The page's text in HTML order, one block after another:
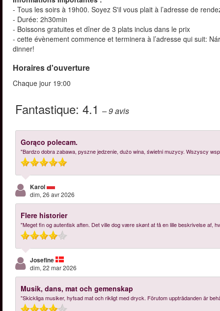
- Tous les soirs à 19h00. Soyez S'il vous plait à l’adresse de
- Durée: 2h30min
- Boissons gratuites et dîner de 3 plats inclus dans le prix
- cette évènement commence et terminera à l’adresse qui suit:
dinner!
Horaires d'ouverture
Chaque jour 19:00
Fantastique: 4.1 – 9avis
Gorąco polecam.
"Bardzo dobra zabawa, pyszne jedzenie, dużo wina, świetni muzycy. Wszyscy
Karol
dim, 26 avr 2026
Flere historier
"Meget fin og autentisk aften. Det ville dog være skønt at få en lille beskrivelse af,
Josefine
dim, 22 mar 2026
Musik, dans, mat och gemenskap
"Skickliga musiker, hyfsad mat och rikligt med dryck. Förutom uppträdanden är